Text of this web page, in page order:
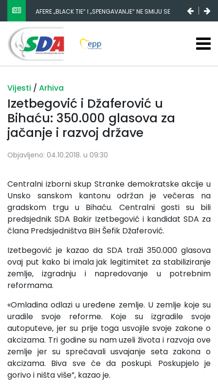
AFERE „BLACK TIE“ I „SPENGAVANJE“ NE SMIJU SE
ZATAŠKATI
Vijesti / Arhiva
Izetbegović i Džaferović u
Bihaću: 350.000 glasova za
jačanje i razvoj države
Objavljeno: 04.10.2018. u 09:30
Centralni izborni skup Stranke demokratske akcije u
Unsko sanskom kantonu održan je večeras na
gradskom trgu u Bihaću. Centralni gosti su bili
predsjednik SDA Bakir Izetbegović i kandidat SDA za
člana Predsjedništva BiH Šefik Džaferović.
Izetbegović je kazao da SDA traži 350.000 glasova
ovaj put kako bi imala jak legitimitet za stabiliziranje
zemlje, izgradnju i napredovanje u potrebnim
reformama.
«Omladina odlazi u uređene zemlje. U zemlje koje su
uradile svoje reforme. Koje su izgradile svoje
autoputeve, jer su prije toga usvojile svoje zakone o
akcizama. Tri godine su nam uzeli života i razvoja ove
zemlje jer su sprečavali usvajanje seta zakona o
akcizama. Biva sve će da poskupi. Poskupjelo je
gorivo i ništa više”, kazao je.